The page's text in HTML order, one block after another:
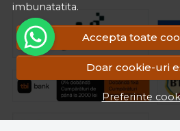
imbunatatita.
Accepta toate
Doar cookie-uri
Preferinte